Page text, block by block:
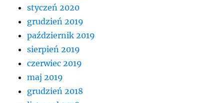
styczeń 2020
grudzień 2019
październik 2019
sierpień 2019
czerwiec 2019
maj 2019
grudzień 2018